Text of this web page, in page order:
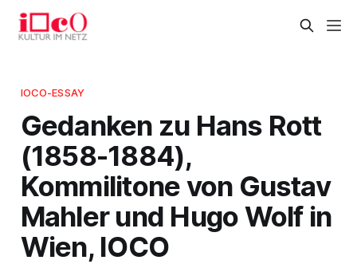
IOCO-ESSAY
Gedanken zu Hans Rott
(1858-1884),
Kommilitone von Gustav
Mahler und Hugo Wolf in
Wien, IOCO